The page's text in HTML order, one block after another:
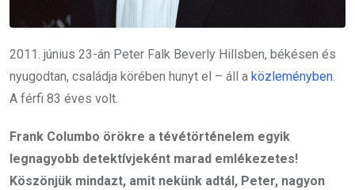
2011. június 23-án Peter Falk Beverly Hillsben, békésen és
nyugodtan, családja körében hunyt el – áll a közleményben.
A férfi 83 éves volt.
Frank Columbo örökre a tévétörténelem egyik
legnagyobb detektívjeként marad emlékezetes!
Köszönjük mindazt, amit nekünk adtál, Peter, nagyon